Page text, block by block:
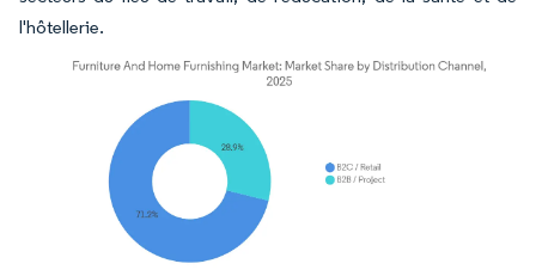
l'hôtellerie.